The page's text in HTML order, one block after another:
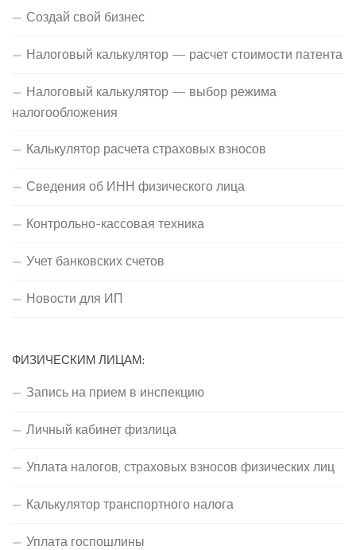
Создай свой бизнес
Налоговый калькулятор — расчет стоимости патента
Налоговый калькулятор — выбор режима
налогообложения
Калькулятор расчета страховых взносов
Сведения об ИНН физического лица
Контрольно-кассовая техника
Учет банковских счетов
Новости для ИП
ФИЗИЧЕСКИМ ЛИЦАМ:
Запись на прием в инспекцию
Личный кабинет физлица
Уплата налогов, страховых взносов физических лиц
Калькулятор транспортного налога
Уплата госпошлины